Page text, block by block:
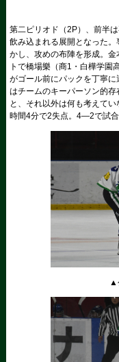
第二ピリオド（2P）、前半
飲み込まれる展開となった
かし、攻めの布陣を形成。
トで橋場樂（商1・白樺学園
がゴール前にパックを丁寧
はチームのキーパーソン的
と、それ以外は何も考えて
時間4分で2失点。4―2で試合
▲